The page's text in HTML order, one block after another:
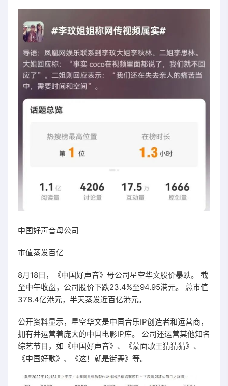
中国好声音母公司
市值蒸发百亿
8月18日，《中国好声音》母公司星空华文股价暴跌。 截
至中午收盘，公司股价下跌23.4%至94.95港元。 总市值
378.4亿港元，半天蒸发近百亿港元。
公开资料显示，星空华文是中国音乐IP创造者和运营商，
拥有并运营着庞大的中国电影IP库。 公司还运营其他知名
综艺节目，如《中国好声音》、《蒙面歌王猜猜猜》、
《中国好歌》、《这！就是街舞》等。